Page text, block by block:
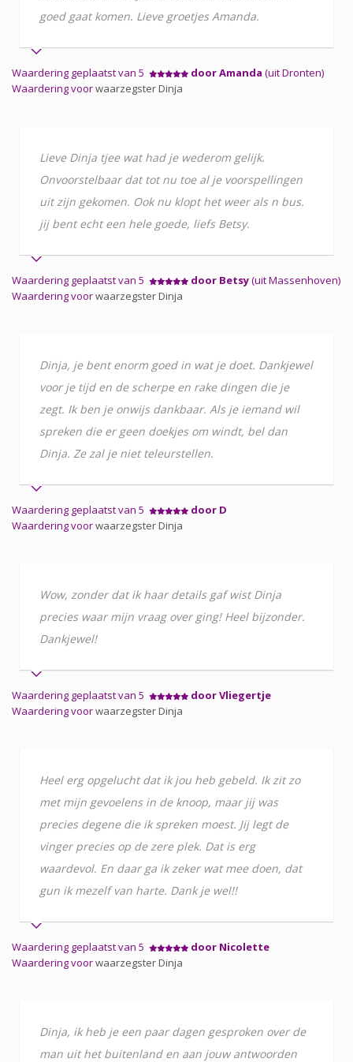
goed gaat komen. Lieve groetjes Amanda.
Waardering geplaatst van 5 door Amanda (uit Dronten)
Waardering voorwaarzegster Dinja
Lieve Dinja tjee wat had je wederom gelijk.
Onvoorstelbaar dat tot nu toe al je voorspellingen
uit zijn gekomen. Ook nu klopt het weer als n bus.
jij bent echt een hele goede, liefs Betsy.
Waardering geplaatst van 5 door Betsy(uit Massenhoven)
Waardering voorwaarzegster Dinja
Dinja, je bent enorm goed in wat je doet. Dankjewel
voor je tijd en de scherpe en rake dingen die je
zegt. Ik ben je onwijs dankbaar. Als je iemand wil
spreken die er geen doekjes om windt, bel dan
Dinja. Ze zal je niet teleurstellen.
Waardering geplaatst van 5
door D
Waardering voorwaarzegster Dinja
Wow, zonder dat ik haar details gaf wist Dinja
precies waar mijn vraag over ging! Heel bijzonder.
Dankjewel!
Waardering geplaatst van 5
door Vliegertje
Waardering voorwaarzegster Dinja
Heel erg opgelucht dat ik jou heb gebeld. Ik zit zo
met mijn gevoelens in de knoop, maar jij was
precies degene die ik spreken moest. Jij legt de
vinger precies op de zere plek. Dat is erg
waardevol. En daar ga ik zeker wat mee doen, dat
gun ik mezelf van harte. Dank je wel!!
Waardering geplaatst van 5
door Nicolette
Waardering voorwaarzegster Dinja
Dinja, ik heb je een paar dagen gesproken over de
man uit het buitenland en aan jouw antwoorden